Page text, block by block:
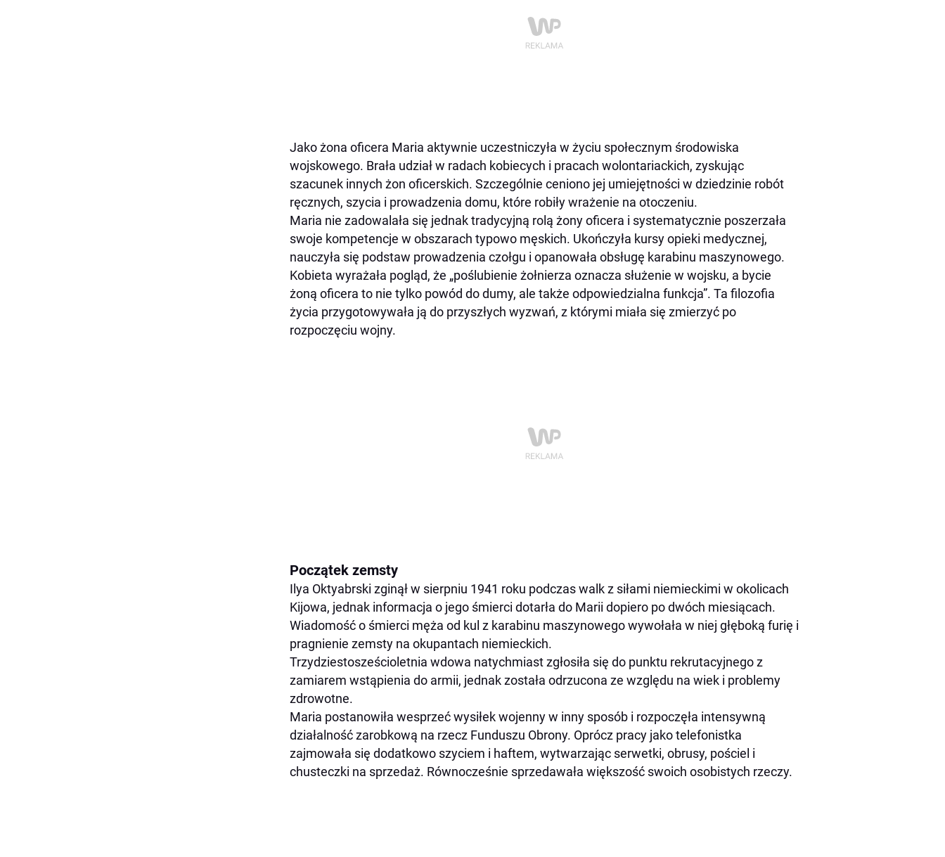
Jako żona oficera Maria aktywnie uczestniczyła w życiu społecznym środowiska
wojskowego. Brała udział w radach kobiecych i pracach wolontariackich, zyskując
szacunek innych żon oficerskich. Szczególnie ceniono jej umiejętności w dziedzinie robót
ręcznych, szycia i prowadzenia domu, które robiły wrażenie na otoczeniu.
Maria nie zadowalała się jednak tradycyjną rolą żony oficera i systematycznie poszerzała
swoje kompetencje w obszarach typowo męskich. Ukończyła kursy opieki medycznej,
nauczyła się podstaw prowadzenia czołgu i opanowała obsługę karabinu maszynowego.
Kobieta wyrażała pogląd, że „poślubienie żołnierza oznacza służenie w wojsku, a bycie
żoną oficera to nie tylko powód do dumy, ale także odpowiedzialna funkcja”. Ta filozofia
życia przygotowywała ją do przyszłych wyzwań, z którymi miała się zmierzyć po
rozpoczęciu wojny.
Początek zemsty
Ilya Oktyabrski zginął w sierpniu 1941 roku podczas walk z siłami niemieckimi w okolicach
Kijowa, jednak informacja o jego śmierci dotarła do Marii dopiero po dwóch miesiącach.
Wiadomość o śmierci męża od kul z karabinu maszynowego wywołała w niej głęboką furię i
pragnienie zemsty na okupantach niemieckich.
Trzydziestosześcioletnia wdowa natychmiast zgłosiła się do punktu rekrutacyjnego z
zamiarem wstąpienia do armii, jednak została odrzucona ze względu na wiek i problemy
zdrowotne.
Maria postanowiła wesprzeć wysiłek wojenny w inny sposób i rozpoczęła intensywną
działalność zarobkową na rzecz Funduszu Obrony. Oprócz pracy jako telefonistka
zajmowała się dodatkowo szyciem i haftem, wytwarzając serwetki, obrusy, pościel i
chusteczki na sprzedaż. Równocześnie sprzedawała większość swoich osobistych rzeczy.